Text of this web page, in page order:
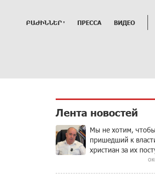
ԲԱԺԻՆՆԵՐ ПРЕССА ВИДЕО
Лента новостей
Мы не хотим,
пришедший к
христиан за их